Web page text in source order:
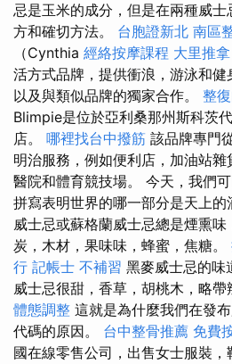
忌是玉米的成分，但是在兩種威
方和確切方法。 台胞證新北 南區
（Cynthia 經絡按摩課程 大里推拿
活方式品牌，提供衝浪，游泳和
以及與類似品牌的獨家合作。 整
Blimpie是位於亞利桑那州斯科茨
店。 哪裡找台中撥筋 該品牌專門
明治服務，例如便利店，加油站雜
醫院和體育競技場。 今天，我們
拼寫表明世界的哪一部分是天上的
威士忌或蘇格蘭威士忌總是煙熏
炭，木材，果味味，蜂蜜，焦糖。
行 記帳士 不補習 黑麥威士忌的味
威士忌很甜，香草，胡桃木，略帶
體態調整 這就是為什麼我們在發
代碼的原因。 台中整骨推薦 免費
國在線零售公司，出售女士服裝